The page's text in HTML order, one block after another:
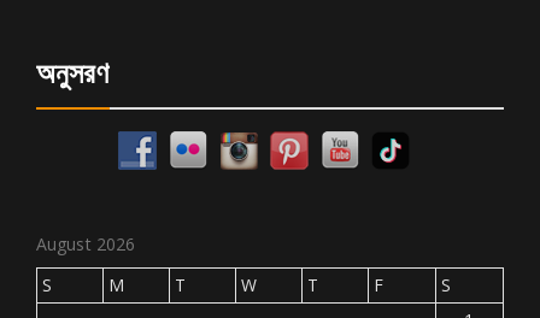
অনুসরণ
August 2026
S
M T W T F
S